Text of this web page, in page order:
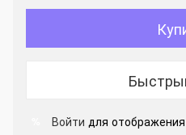
Войти для